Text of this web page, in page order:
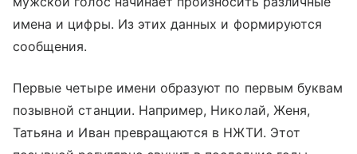
имена и цифры. Из этих данных и формируются
сообщения.
Первые четыре имени образуют по первым буквам
позывной станции. Например, Николай, Женя,
Татьяна и Иван превращаются в НЖТИ. Этот